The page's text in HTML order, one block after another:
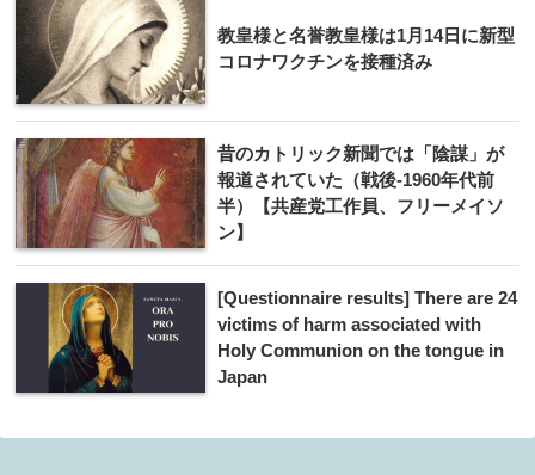
教皇様と名誉教皇様は1月14日に新型
コロナワクチンを接種済み
昔のカトリック新聞では「陰謀」が
報道されていた（戦後-1960年代前
半）【共産党工作員、フリーメイソ
ン】
[Questionnaire results] There are 24
victims of harm associated with
Holy Communion on the tongue in
Japan